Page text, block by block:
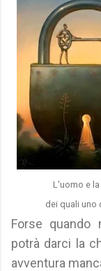
L'uomo e
dei quali uno
Forse quando
potrà darci la
avventura